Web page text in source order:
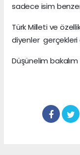
sadece isim
Türk Milleti ve
diyenler gerçekleri
Düşünelim bakalım